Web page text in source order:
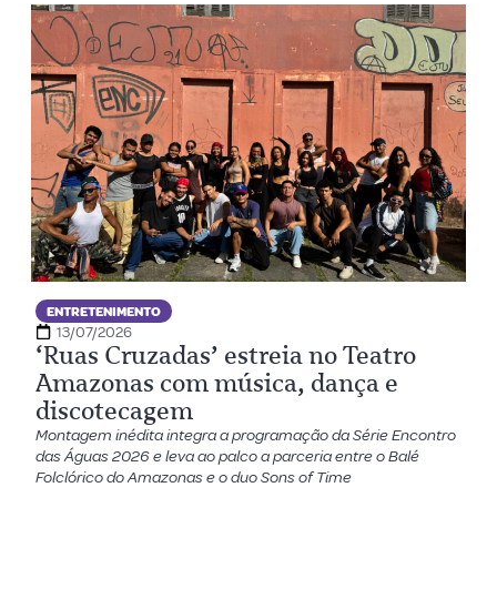
ENTRETENIMENTO
13/07/2026
‘Ruas Cruzadas’ estreia no Teatro
Amazonas com música, dança e
discotecagem
Montagem inédita integra a programação da Série Encontro
das Águas 2026 e leva ao palco a parceria entre o Balé
Folclórico do Amazonas e o duo Sons of Time